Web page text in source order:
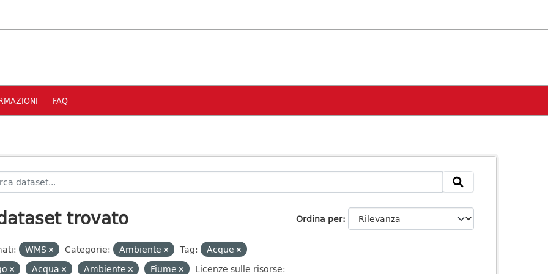
FAQ
Ordina per
trovato
WMS Categorie: Ambiente Tag:
Acque
Acqua Ambiente Fiume
Licenze sulle risorse: